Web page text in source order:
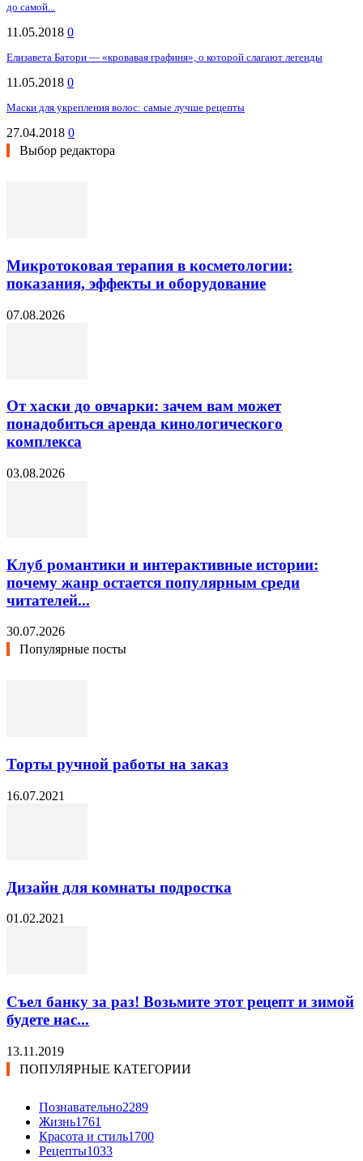
до самой...
11.05.2018 0
Елизавета Батори — «кровавая графиня», о которой слагают легенды
11.05.2018 0
Маски для укрепления волос: самые лучше рецепты
27.04.2018 0
Выбор редактора
Микротоковая терапия в косметологии:
показания, эффекты и оборудование
07.08.2026
От хаски до овчарки: зачем вам может
понадобиться аренда кинологического
комплекса
03.08.2026
Клуб романтики и интерактивные истории:
почему жанр остается популярным среди
читателей...
30.07.2026
Популярные посты
Торты ручной работы на заказ
16.07.2021
Дизайн для комнаты подростка
01.02.2021
Съел банку за раз! Возьмите этот рецепт и зимой
будете нас...
13.11.2019
ПОПУЛЯРНЫЕ КАТЕГОРИИ
Познавательно2289
Жизнь1761
Красота и стиль1700
Рецепты1033